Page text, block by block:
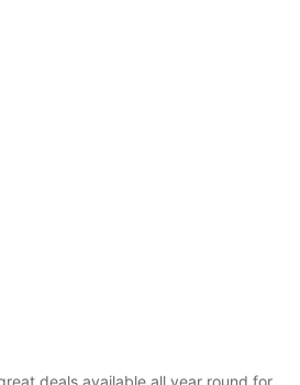
deals available all year round for